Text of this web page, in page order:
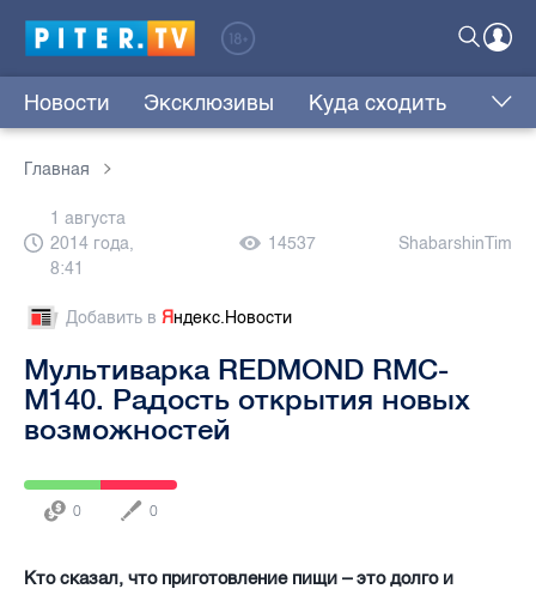
Новости Эксклюзивы Куда сходить
Главная
1 августа
2014 года,
8:41
14537 ShabarshinTim
Добавить в Яндекс.Новости
Мультиварка REDMOND RMC-
M140. Радость открытия новых
возможностей
0 0
Кто сказал, что приготовление пищи – это долго и